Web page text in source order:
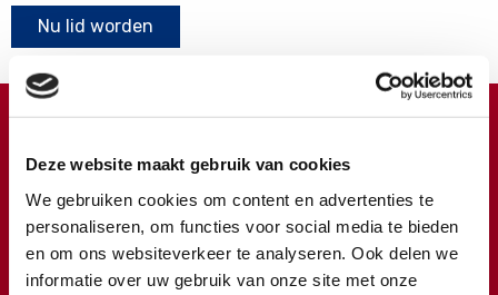
Deze website maakt gebruik van cookies
We gebruiken cookies om content en advertenties te
personaliseren, om functies voor social media te bieden
en om ons websiteverkeer te analyseren. Ook delen we
informatie over uw gebruik van onze site met onze
Nu lid worden
Meer weten over wat we met uw extra gift doen?
Klik hier
€ Doneer